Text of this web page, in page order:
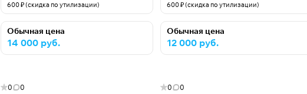
600 ₽ (скидка по утилизации)
Обычная цена
14 000 руб.
0 0
600 ₽ (скидка по утилизации)
Обычная цена
12 000 руб.
0 0